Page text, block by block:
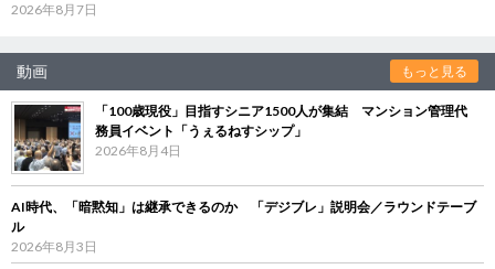
2026年8月7日
動画 もっと見る
「100歳現役」目指すシニア1500人が集結 マンション管理代
務員イベント「うぇるねすシップ」
2026年8月4日
AI時代、「暗黙知」は継承できるのか 「デジブレ」説明会／ラウンドテーブ
ル
2026年8月3日